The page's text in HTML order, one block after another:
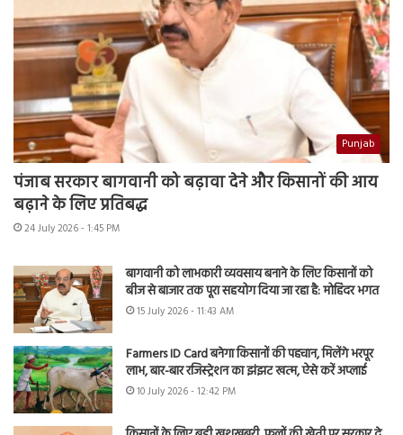
Punjab
पंजाब सरकार बागवानी को बढ़ावा देने और किसानों की आय
बढ़ाने के लिए प्रतिबद्ध
24 July 2026 - 1:45 PM
बागवानी को लाभकारी व्यवसाय बनाने के लिए किसानों को
बीज से बाजार तक पूरा सहयोग दिया जा रहा है: मोहिंदर भगत
15 July 2026 - 11:43 AM
Farmers ID Card बनेगा किसानों की पहचान, मिलेंगे भरपूर
लाभ, बार-बार रजिस्ट्रेशन का झंझट खत्म, ऐसे करें अप्लाई
10 July 2026 - 12:42 PM